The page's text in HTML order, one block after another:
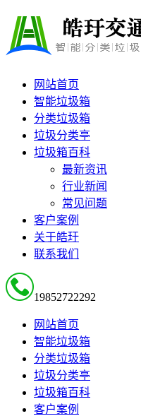
网站首页
智能垃圾箱
分类垃圾箱
垃圾分类亭
垃圾箱百科
最新资讯
行业新闻
常见问题
客户案例
关于皓玗
联系我们
19852722292
网站首页
智能垃圾箱
分类垃圾箱
垃圾分类亭
垃圾箱百科
客户案例